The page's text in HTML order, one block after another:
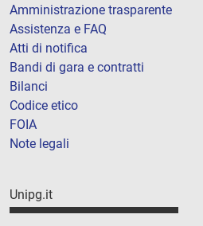
Amministrazione trasparente
Assistenza e FAQ
Atti di notifica
Bandi di gara e contratti
Bilanci
Codice etico
FOIA
Note legali
Unipg.it